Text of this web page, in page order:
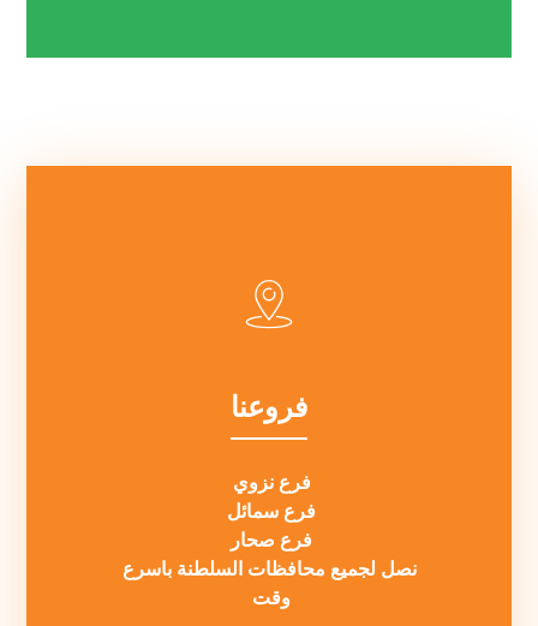
فروعنا
فرع نزوي
فرع سمائل
فرع صحار
نصل لجميع محافظات السلطنة باسرع
وقت